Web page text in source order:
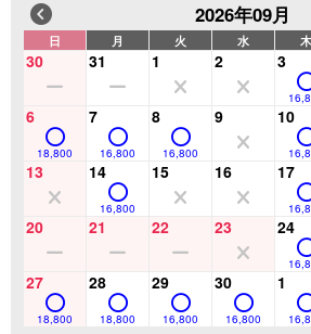
2026年09月
日 月 火 水 木
30 31 1 2 3
6
18,800
7
16,800
8
16,800
9 10
13 14
16,800
15 16 17
20 21 22 23 24
27
18,800
28
18,800
29
16,800
30
16,800
1